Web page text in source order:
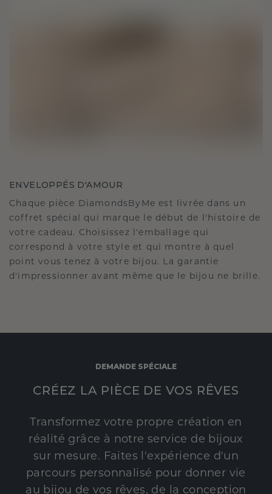
ENVELOPPÉS D'AMOUR
Chaque pièce DiamondsByMe est livrée dans un
coffret spécial qui marque le début de l'histoire de
votre cadeau. Choisissez l'emballage qui
correspond à votre style et qui montre à quel
point vous tenez à votre bijou. La garantie
d'impressionner avant même que le bijou ne brille.
DEMANDE SPÉCIALE
CRÉEZ LA PIÈCE DE VOS RÊVES
Transformez votre propre création en
réalité grâce à notre service de bijoux
sur mesure. Faites l'expérience d'un
parcours personnalisé pour donner vie
au bijou de vos rêves, de la conception